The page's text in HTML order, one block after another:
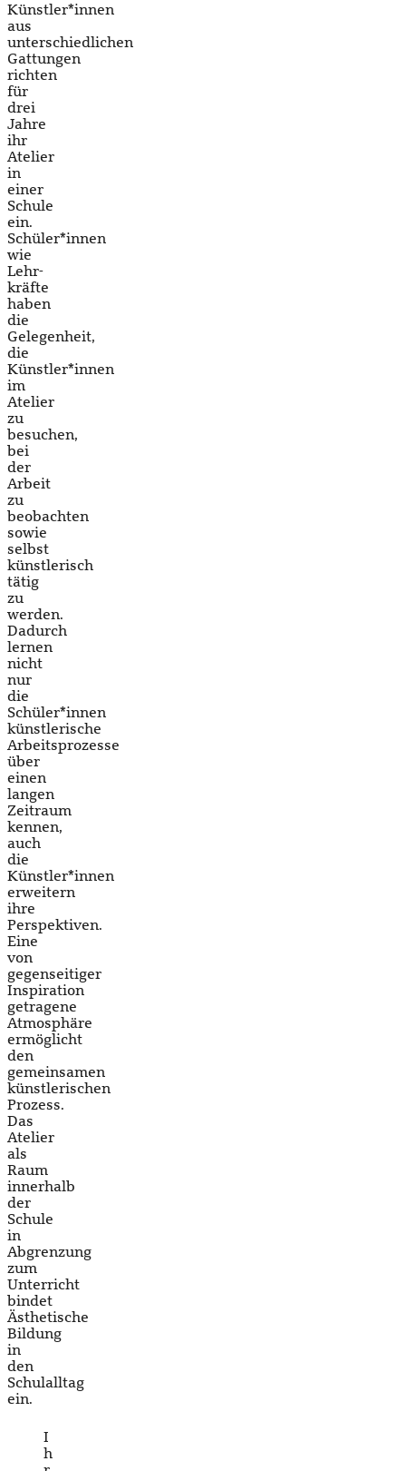
Künstler*innen
aus
unterschiedlichen
Gattungen
richten
für
drei
Jahre
ihr
Atelier
in
einer
Schule
ein.
Schüler*innen
wie
Lehr­
kräfte
haben
die
Gelegenheit,
die
Künstler*innen
im
Atelier
zu
besuchen,
bei
der
Arbeit
zu
beobachten
sowie
selbst
künstlerisch
tätig
zu
werden.
Dadurch
lernen
nicht
nur
die
Schüler*innen
künstlerische
Arbeitsprozesse
über
einen
langen
Zeitraum
kennen,
auch
die
Künstler*innen
erweitern
ihre
Perspektiven.
Eine
von
gegenseitiger
Inspiration
getragene
Atmosphäre
ermöglicht
den
gemeinsamen
künstlerischen
Prozess.
Das
Atelier
als
Raum
innerhalb
der
Schule
in
Abgrenzung
zum
Unterricht
bindet
Ästhetische
Bildung
in
den
Schulalltag
ein.
I
h